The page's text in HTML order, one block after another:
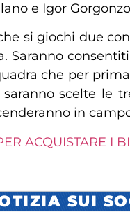
e Igor
si giochi due
Saranno
che per
scelte le
in
ACQUISTARE I
SUI